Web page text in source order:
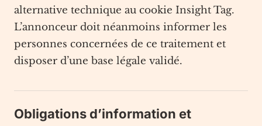
alternative technique au cookie Insight Tag.
L’annonceur doit néanmoins informer les
personnes concernées de ce traitement et
disposer d’une base légale validé.
Obligations d’information et